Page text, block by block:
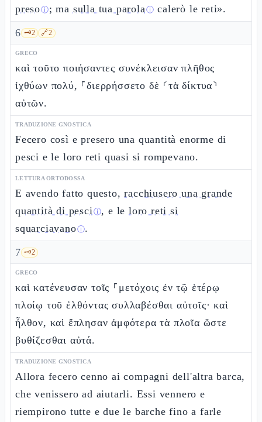
presoⓘ; ma sulla tua parolaⓘ calerò le reti».
6 🗝️2 🔗2
GRECO
καὶ τοῦτο ποιήσαντες συνέκλεισαν πλῆθος
ἰχθύων πολύ, ⸀διερρήσσετο δὲ ⸂τὰ δίκτυα⸃
αὐτῶν.
TRADUZIONE GNOSTICA
Fecero così e presero una quantità enorme di
pesci e le loro reti quasi si rompevano.
LETTURA ORTODOSSA
E avendo fatto questo,racchiusero una grande
quantità di pesciⓘ, e leloro reti si
squarciavanoⓘ.
7 🗝️2
GRECO
καὶ κατένευσαν τοῖς ⸀μετόχοις ἐν τῷ ἑτέρῳ
πλοίῳ τοῦ ἐλθόντας συλλαβέσθαι αὐτοῖς· καὶ
ἦλθον, καὶ ἔπλησαν ἀμφότερα τὰ πλοῖα ὥστε
βυθίζεσθαι αὐτά.
TRADUZIONE GNOSTICA
Allora fecero cenno ai compagni dell'altra barca,
che venissero ad aiutarli. Essi vennero e
riempirono tutte e due le barche fino a farle